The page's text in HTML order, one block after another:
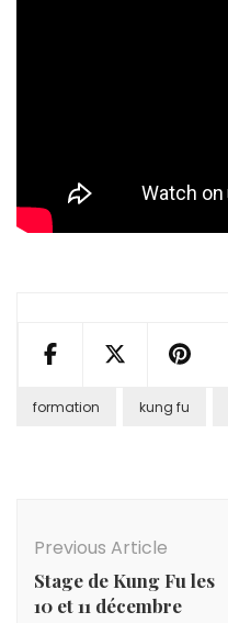
formation kung fu
Navigation
Previous Article
Stage de Kung Fu les
10 et 11 décembre